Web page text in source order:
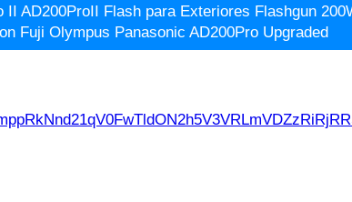
II AD200ProII Flash para Exteriores Flashgun
Fuji Olympus Panasonic AD200Pro Upgraded